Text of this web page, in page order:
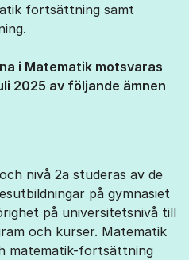
fortsättning samt
i Matematik motsvaras
2025 av följande ämnen
nivå 2a studeras av de
på gymnasiet
på universitetsnivå till
och kurser. Matematik
matematik-fortsättning